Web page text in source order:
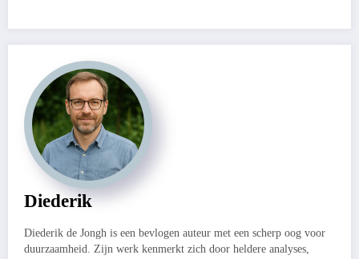
Diederik
Diederik de Jongh is een bevlogen auteur met een scherp oog voor
duurzaamheid. Zijn werk kenmerkt zich door heldere analyses,